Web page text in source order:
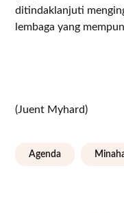
ditindaklanjuti
lembaga yang
(Juent Myhard)
Agenda